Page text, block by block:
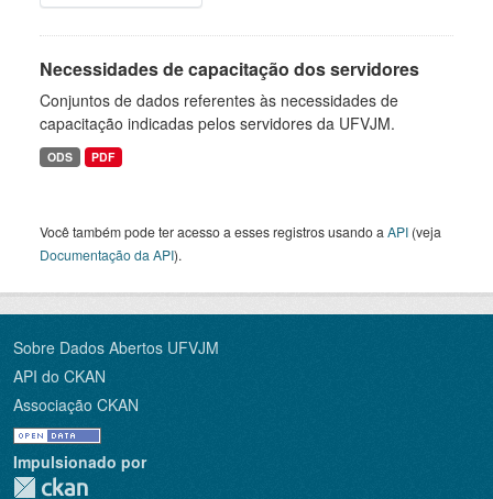
Necessidades de capacitação dos servidores
Conjuntos de dados referentes às necessidades de
capacitação indicadas pelos servidores da UFVJM.
ODS PDF
Você também pode ter acesso a esses registros usando a API (veja
Documentação da API).
Sobre Dados Abertos UFVJM
API do CKAN
Associação CKAN
Impulsionado por